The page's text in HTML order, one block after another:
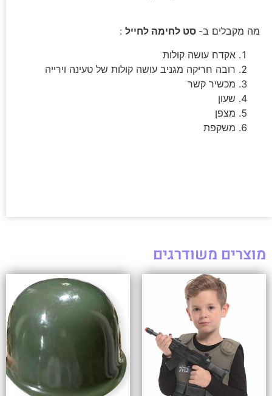
מה מקבלים ב- סט לחימה לחייל :
אקדח עושה קולות
רובה חריקה מגניב עושה קולות של טעינה וירייה
מכשיר קשר
שעון
מצפן
משקפת
מוצרים משודרגים